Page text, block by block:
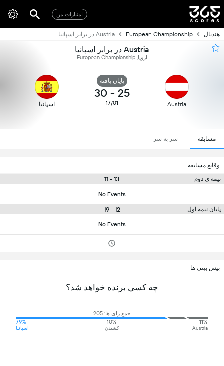
امتیازات من
هندبال European Championship Austria در برابر اسپانیا
Austria در برابر اسپانیا
اروپا, European Championship
Austria
پایان یافته
25
-
30
17/01 اسپانیا
مسابقه سر به سر
وقایع مسابقه
نیمه ی دوم
13 - 11
No Events
پایان نیمه اول 12 - 19
No Events
پیش بینی ها
چه کسی برنده خواهد شد؟
جمع رای ها: 205
11%
Austria
10%
کشیدن
79%
اسپانیا